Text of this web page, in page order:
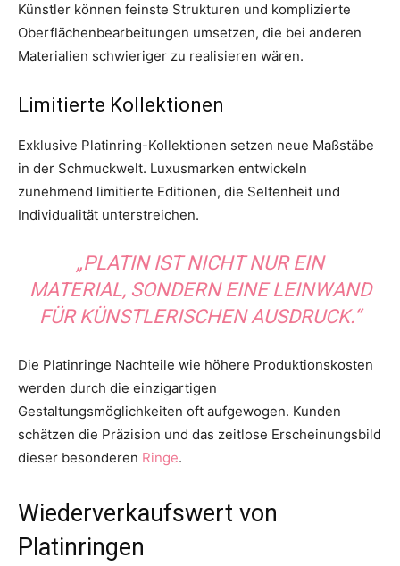
Künstler können feinste Strukturen und komplizierte
Oberflächenbearbeitungen umsetzen, die bei anderen
Materialien schwieriger zu realisieren wären.
Limitierte Kollektionen
Exklusive Platinring-Kollektionen setzen neue Maßstäbe
in der Schmuckwelt. Luxusmarken entwickeln
zunehmend limitierte Editionen, die Seltenheit und
Individualität unterstreichen.
„PLATIN IST NICHT NUR EIN
MATERIAL, SONDERN EINE LEINWAND
FÜR KÜNSTLERISCHEN AUSDRUCK.“
Die Platinringe Nachteile wie höhere Produktionskosten
werden durch die einzigartigen
Gestaltungsmöglichkeiten oft aufgewogen. Kunden
schätzen die Präzision und das zeitlose Erscheinungsbild
dieser besonderen Ringe.
Wiederverkaufswert von
Platinringen